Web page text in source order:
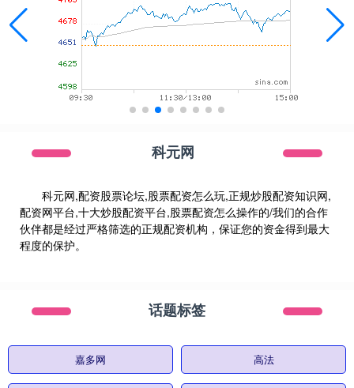
科元网
科元网,配资股票论坛,股票配资怎么玩,正规炒股配资知识网,
配资网平台,十大炒股配资平台,股票配资怎么操作的/我们的合作
伙伴都是经过严格筛选的正规配资机构，保证您的资金得到最大
程度的保护。
话题标签
嘉多网 高法